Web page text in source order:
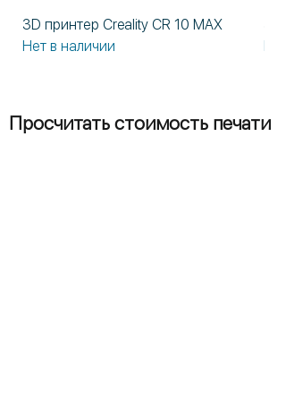
3D принтер Creality CR 10 MAX
Нет в наличии
Просчитать стоимость печати